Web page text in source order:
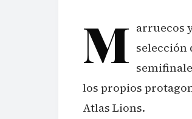
M arruecos
selección
los propios
Atlas Lions.